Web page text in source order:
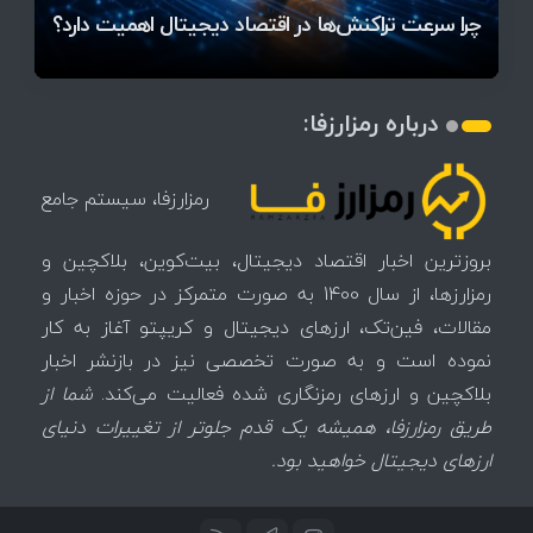
دیجیتال
چرا سرعت تراکنش‌ها در اقتصاد دیجیتال اهمیت دارد؟
تهدید بیت‌کوین مشخص شد
اتفاق تاریخی در بازار رمزارزها / بیت‌کوین سبز شد
تغییر می‌کند
کدامند؟
اتفاق مهم در بازار رمزارزها / بیت‌کوین وارد فاز تازه شد
میز / ۶۲۲ بیت‌کوین کجا رفت؟
درباره رمزارزفا:
رمزارزفا، سیستم جامع
بروزترین اخبار اقتصاد دیجیتال، بیت‌کوین، بلاکچین و
رمزارزها، از سال 1400 به صورت متمرکز در حوزه اخبار و
مقالات، فین‌تک، ارزهای‌ دیجیتال و کریپتو آغاز به کار
نموده است و به صورت تخصصی نیز در بازنشر اخبار
بلاکچین و ارزهای رمزنگاری شده فعالیت می‌کند.شما از
طریق رمزارزفا، همیشه یک قدم جلوتر از تغییرات دنیای
ارزهای دیجیتال خواهید بود.